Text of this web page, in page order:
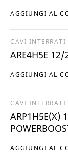
AGGIUNGI AL
AGGIUNGI AL
CAVI INTERRATI
ARE4H5E 12/
AGGIUNGI AL
CAVI INTERRATI
ARP1H5E(X)